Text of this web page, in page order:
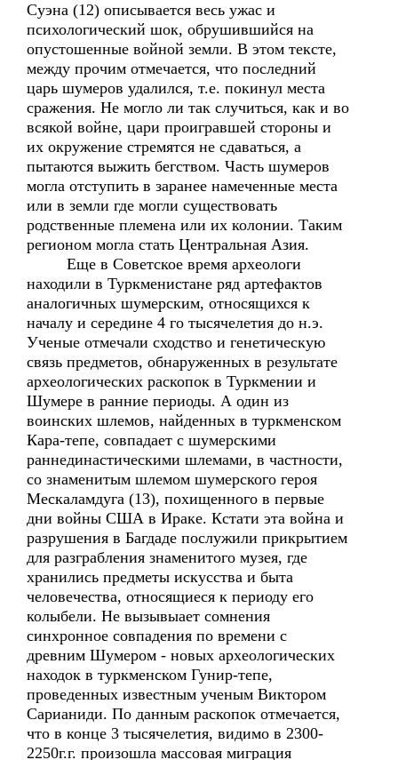
Суэна (12) описывается весь ужас и
психологический шок, обрушившийся на
опустошенные войной земли. В этом тексте,
между прочим отмечается, что последний
царь шумеров удалился, т.е. покинул места
сражения. Не могло ли так случиться, как и во
всякой войне, цари проигравшей стороны и
их окружение стремятся не сдаваться, а
пытаются выжить бегством. Часть шумеров
могла отступить в заранее намеченные места
или в земли где могли существовать
родственные племена или их колонии. Таким
регионом могла стать Центральная Азия.
Еще в Советское время археологи
находили в Туркменистане ряд артефактов
аналогичных шумерским, относящихся к
началу и середине 4 го тысячелетия до н.э.
Ученые отмечали сходство и генетическую
связь предметов, обнаруженных в результате
археологических раскопок в Туркмении и
Шумере в ранние периоды. А один из
воинских шлемов, найденных в туркменском
Кара-тепе, совпадает с шумерскими
раннединастическими шлемами, в частности,
со знаменитым шлемом шумерского героя
Мескаламдуга (13), похищенного в первые
дни войны США в Ираке. Кстати эта война и
разрушения в Багдаде послужили прикрытием
для разграбления знаменитого музея, где
хранились предметы искусства и быта
человечества, относящиеся к периоду его
колыбели. Не вызывыает сомнения
синхронное совпадения по времени с
древним Шумером - новых археологических
находок в туркменском Гунир-тепе,
проведенных известным ученым Виктором
Сарианиди. По данным раскопок отмечается,
что в конце 3 тысячелетия, видимо в 2300-
2250г.г. произошла массовая миграция